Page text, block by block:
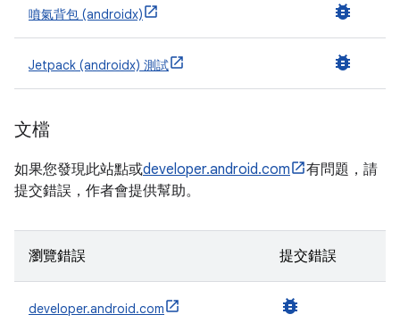
噴氣背包 (androidx) bug_report
Jetpack (androidx) 測試 bug_report
文檔
如果您發現此站點或developer.android.com
有問題，請
提交錯誤，作者會提供幫助。
瀏覽錯誤 提交錯誤
developer.android.com bug_report